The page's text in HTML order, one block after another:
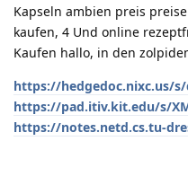
Kapseln ambien preis
kaufen, 4 Und online
Kaufen hallo, in den
https://hedgedoc.nixc.us/s/
https://pad.itiv.kit.edu/s/
https://notes.netd.cs.tu-